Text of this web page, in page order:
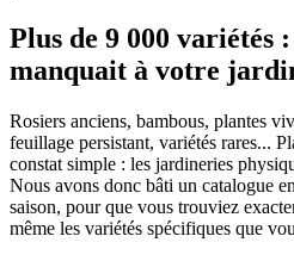
Plus de 9 000 variétés
manquait à votre
Rosiers anciens, bambous, plantes
feuillage persistant, variétés rares...
constat simple : les jardineries
Nous avons donc bâti un catalogue
saison, pour que vous trouviez
même les variétés spécifiques que